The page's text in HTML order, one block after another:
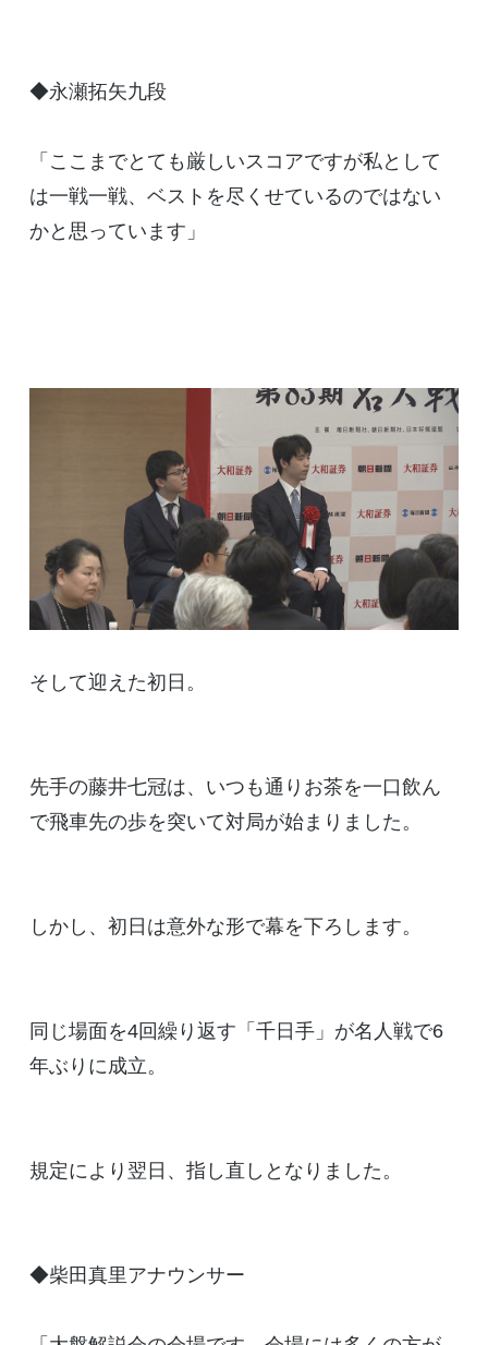
◆永瀬拓矢九段
「ここまでとても厳しいスコアですが私として
は一戦一戦、ベストを尽くせているのではない
かと思っています」
そして迎えた初日。
先手の藤井七冠は、いつも通りお茶を一口飲ん
で飛車先の歩を突いて対局が始まりました。
しかし、初日は意外な形で幕を下ろします。
同じ場面を4回繰り返す「千日手」が名人戦で6
年ぶりに成立。
規定により翌日、指し直しとなりました。
◆柴田真里アナウンサー